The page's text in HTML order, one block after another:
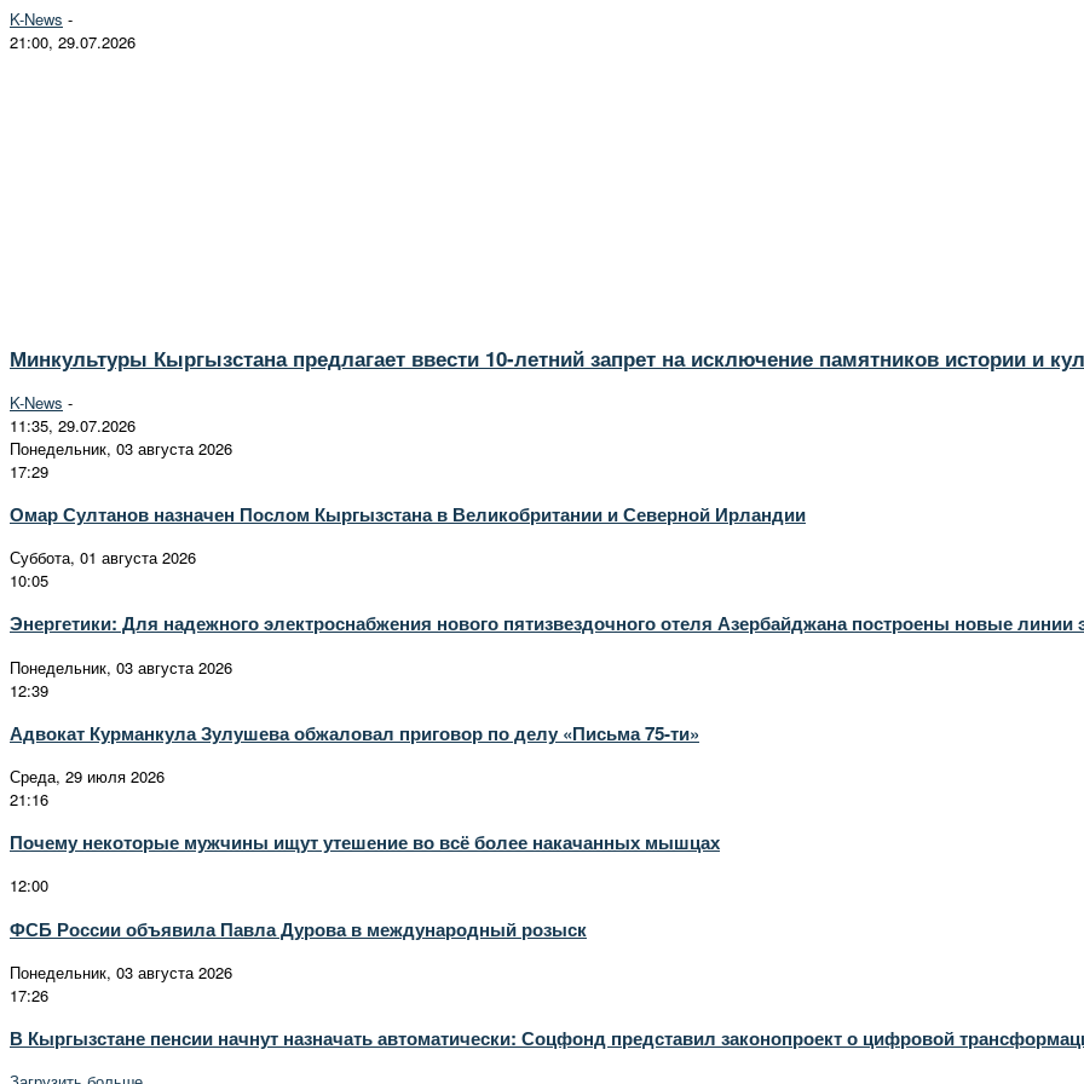
K-News -
21:00, 29.07.2026
Минкультуры Кыргызстана предлагает ввести 10-летний запрет на исключение памятников истории и
K-News -
11:35, 29.07.2026
Понедельник, 03 августа 2026
17:29
Омар Султанов назначен Послом Кыргызстана в Великобритании и Северной Ирландии
Суббота, 01 августа 2026
10:05
Энергетики: Для надежного электроснабжения нового пятизвездочного отеля Азербайджана построены новые линии
Понедельник, 03 августа 2026
12:39
Адвокат Курманкула Зулушева обжаловал приговор по делу «Письма 75-ти»
Среда, 29 июля 2026
21:16
Почему некоторые мужчины ищут утешение во всё более накачанных мышцах
12:00
ФСБ России объявила Павла Дурова в международный розыск
Понедельник, 03 августа 2026
17:26
В Кыргызстане пенсии начнут назначать автоматически: Соцфонд представил законопроект о цифровой